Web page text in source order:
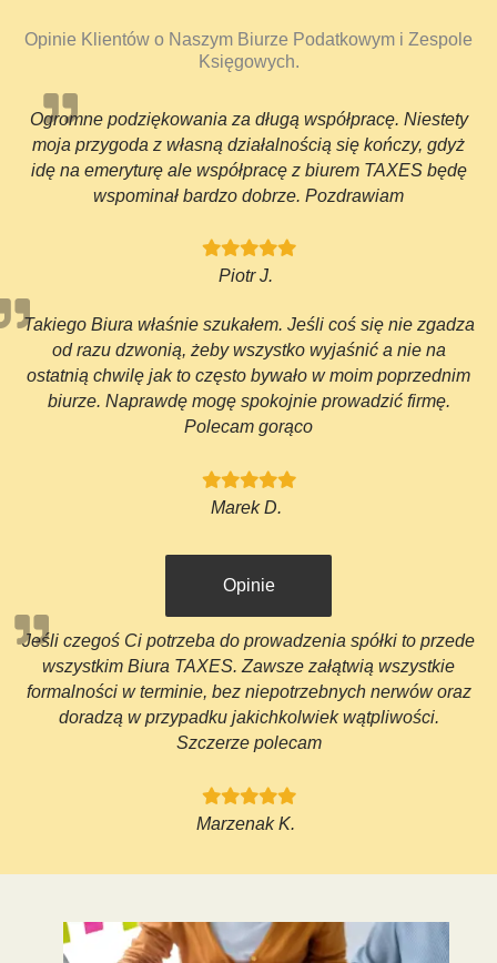
Opinie Klientów o Naszym Biurze Podatkowym i Zespole
Księgowych.
Ogromne podziękowania za długą współpracę. Niestety
moja przygoda z własną działalnością się kończy, gdyż
idę na emeryturę ale współpracę z biurem TAXES będę
wspominał bardzo dobrze. Pozdrawiam
Piotr J.
Takiego Biura właśnie szukałem. Jeśli coś się nie zgadza
od razu dzwonią, żeby wszystko wyjaśnić a nie na
ostatnią chwilę jak to często bywało w moim poprzednim
biurze. Naprawdę mogę spokojnie prowadzić firmę.
Polecam gorąco
Marek D.
Opinie
Jeśli czegoś Ci potrzeba do prowadzenia spółki to przede
wszystkim Biura TAXES. Zawsze załątwią wszystkie
formalności w terminie, bez niepotrzebnych nerwów oraz
doradzą w przypadku jakichkolwiek wątpliwości.
Szczerze polecam
Marzenak K.